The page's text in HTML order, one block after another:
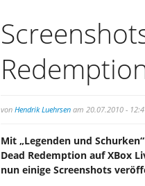
von Hendrik Luehrsen am 20.07.2010 -
Mit „Legenden und
Dead Redemption auf XBox
nun einige Screenshots